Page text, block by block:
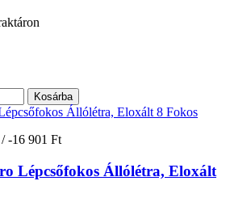
Kosárba
/ -16 901 Ft
Lépcsőfokos Állólétra, Eloxált